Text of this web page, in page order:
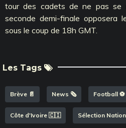
tour des cadets de ne pas se
seconde demi-finale opposera
sous le coup de 18h GMT.
Les Tags
Brève 📄 News 🗞️ Football ⚽️
Côte d'Ivoire 🇨🇮 Sélection